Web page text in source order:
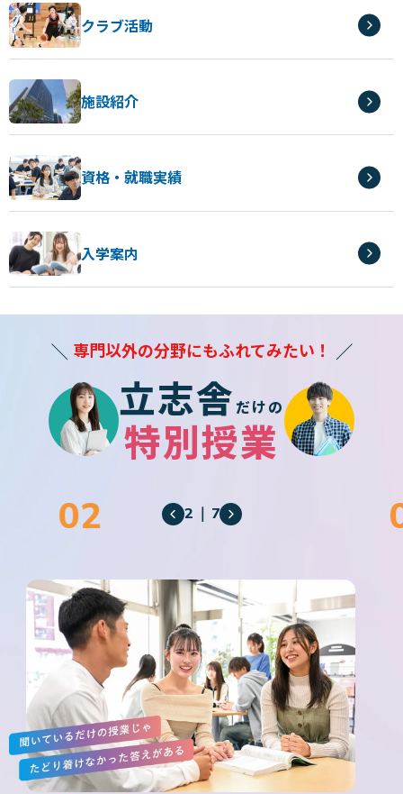
クラブ活動
施設紹介
資格・就職実績
入学案内
専門以外の分野にもふれてみたい！
立志舎 だけの
特別授業
2｜ 7